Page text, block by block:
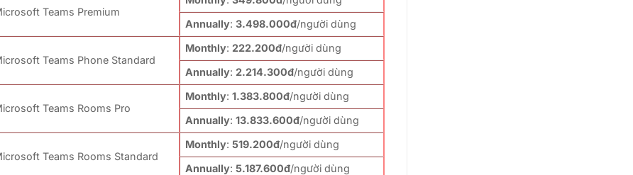
Teams Premium
Annually:3.498.000đ/người dùng
Teams Phone Standard
Monthly: 222.200đ/người dùng
Annually: 2.214.300đ/người dùng
Teams Rooms Pro
Monthly:1.383.800đ/người dùng
Annually:13.833.600đ/người dùng
Teams Rooms Standard
Monthly:519.200đ/người dùng
Annually:5.187.600đ/người dùng